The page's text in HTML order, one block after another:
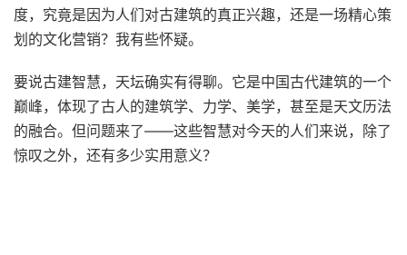
度，究竟是因为人们对古建筑的真正兴趣，还是一场精心策
划的文化营销？我有些怀疑。
要说古建智慧，天坛确实有得聊。它是中国古代建筑的一个
巅峰，体现了古人的建筑学、力学、美学，甚至是天文历法
的融合。但问题来了——这些智慧对今天的人们来说，除了
惊叹之外，还有多少实用意义？